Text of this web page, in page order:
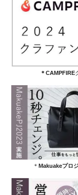
＊CAMPFIRE
＊ Makuakeプロ